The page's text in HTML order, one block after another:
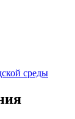
среды